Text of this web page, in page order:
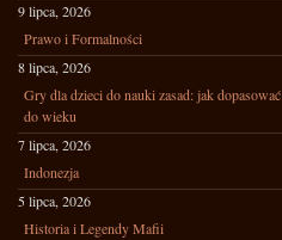
9 lipca, 2026
Prawo i Formalności
8 lipca, 2026
Gry dla dzieci do nauki zasad: jak dopasować
do wieku
7 lipca, 2026
Indonezja
5 lipca, 2026
Historia i Legendy Mafii